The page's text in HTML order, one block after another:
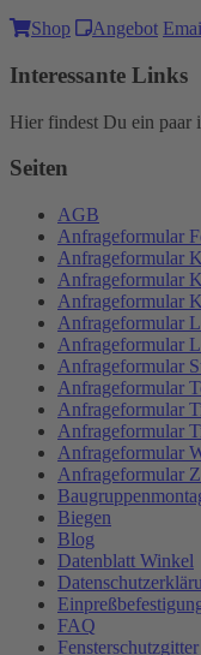
Shop
Angebot
Interessante Links
Hier findest Du ein paar
Seiten
AGB
Anfrageformular
Anfrageformular
Anfrageformular
Anfrageformular
Anfrageformular
Anfrageformular
Anfrageformular
Anfrageformular
Anfrageformular
Anfrageformular
Anfrageformular
Anfrageformular
Biegen
Blog
Datenblatt Winkel
FAQ
Fensterschutzgitter